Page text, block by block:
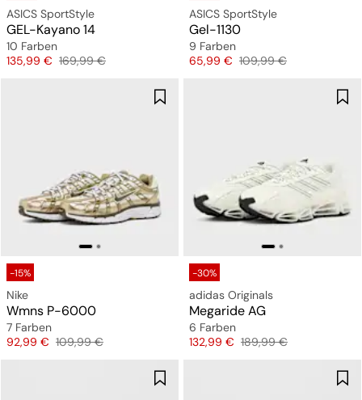
ASICS SportStyle
GEL-Kayano 14
10 Farben
Preis
135,99 € Originalpreis
169,99 €
ASICS SportStyle
Gel-1130
9 Farben
Preis
65,99 € Originalpreis
109,99 €
-15%
Nike
Wmns P-6000
7 Farben
Preis
92,99 € Originalpreis
109,99 €
-30%
adidas Originals
Megaride AG
6 Farben
Preis
132,99 € Originalpreis
189,99 €